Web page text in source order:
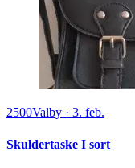
2500Valby · 3. feb.
Skuldertaske I sort